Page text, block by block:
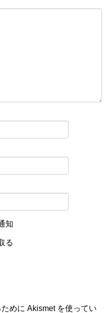
知
る
めに Akismet を使ってい